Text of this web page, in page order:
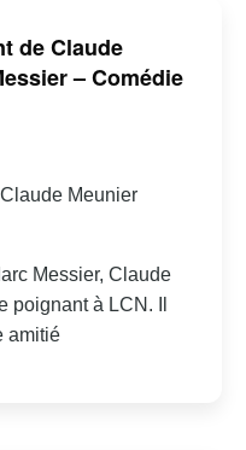
de Claude
– Comédie
Meunier
Messier, Claude
poignant à LCN. Il
amitié